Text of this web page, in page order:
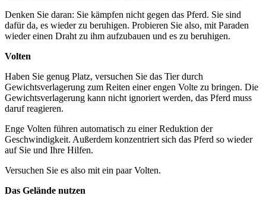
Denken Sie daran: Sie kämpfen nicht gegen das Pferd. Sie sind
dafür da, es wieder zu beruhigen. Probieren Sie also, mit Paraden
wieder einen Draht zu ihm aufzubauen und es zu beruhigen.
Volten
Haben Sie genug Platz, versuchen Sie das Tier durch
Gewichtsverlagerung zum Reiten einer engen Volte zu bringen. Die
Gewichtsverlagerung kann nicht ignoriert werden, das Pferd muss
daruf reagieren.
Enge Volten führen automatisch zu einer Reduktion der
Geschwindigkeit. Außerdem konzentriert sich das Pferd so wieder
auf Sie und Ihre Hilfen.
Versuchen Sie es also mit ein paar Volten.
Das Gelände nutzen